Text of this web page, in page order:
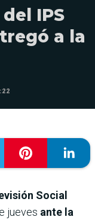
IPS
a la
Social
jueves ante la